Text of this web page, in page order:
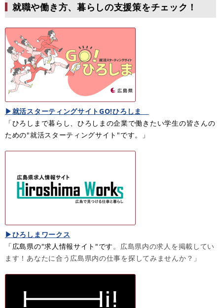
就職や働き方、暮らしの支援策をチェック！
▶就活スターティングサイトGO!ひろしま
「ひろしまで暮らし、ひろしまの企業で働きたい学生の皆さんの
ための"就活スターティングサイト"です。」
▶ひろしまワークス
​「広島県の"​求人情報サイト"​です 。広島県内の求人を掲載してい
ます！あなたに合う広島県内の仕事を探してみませんか？」